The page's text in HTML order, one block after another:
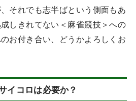
それでも志半ばという側面もあ
しきれてない＜麻雀競技＞への
お付き合い、どうかよろしくお
イコロは必要か？